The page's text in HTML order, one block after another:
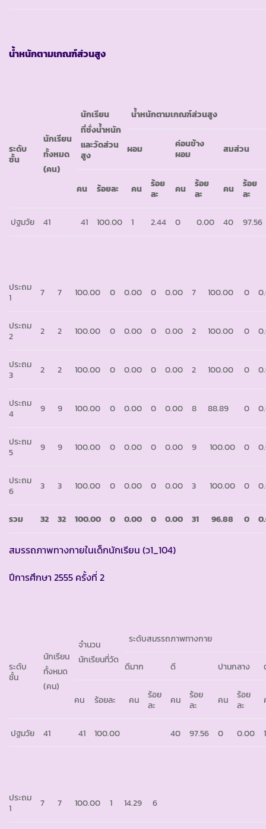
น้ำหนักตามเกณฑ์ส่วนสูง
ระดับ
ชั้น
นักเรียน
ทั้งหมด
(คน)
นักเรียน
ที่ชั่งน้ำหนัก
และวัดส่วน
สูง
น้ำหนักตามเกณฑ์ส่วนสูง
ผอม
ค่อนข้าง
ผอม
สมส่วน
คน ร้อยละ คน
ร้อย
ละ
คน
ร้อย
ละ
คน
ร้อย
ละ
ปฐมวัย 41 41 100.00 1 2.44 0 0.00 40 97.56
ประถม
1
7 7 100.00 0 0.00 0 0.00 7 100.00 0
ประถม
2
2 2 100.00 0 0.00 0 0.00 2 100.00 0
ประถม
3
2 2 100.00 0 0.00 0 0.00 2 100.00 0
ประถม
4
9 9 100.00 0 0.00 0 0.00 8 88.89 0
ประถม
5
9 9 100.00 0 0.00 0 0.00 9 100.00 0
ประถม
6
3 3 100.00 0 0.00 0 0.00 3 100.00 0
รวม 32 32 100.00 0 0.00 0 0.00 31 96.88 0
สมรรถภาพทางกายในเด็กนักเรียน (ว1_104)
ปีการศึกษา 2555 ครั้งที่ 2
ระดับ
ชั้น
นักเรียน
ทั้งหมด
(คน)
จำนวน
นักเรียนที่วัด
ระดับสมรรถภาพทางกาย
ดีมาก ดี ปานกลาง
คน ร้อยละ คน
ร้อย
ละ
คน
ร้อย
ละ
คน
ร้อย
ละ
ปฐมวัย 41 41 100.00 40 97.56 0 0.00 1
ประถม
1
7 7 100.00 1 14.29